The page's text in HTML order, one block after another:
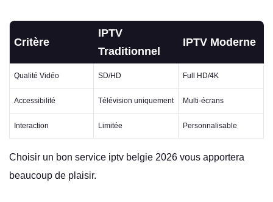
Critère
IPTV
Traditionnel
IPTV Moderne
Qualité Vidéo SD/HD Full HD/4K
Accessibilité Télévision uniquement Multi-écrans
Interaction Limitée Personnalisable
Choisir un bon service iptv belgie 2026 vous apportera
beaucoup de plaisir.